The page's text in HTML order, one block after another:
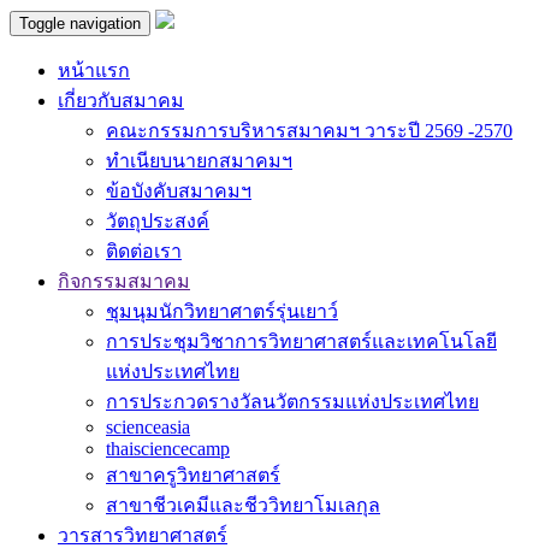
Toggle navigation
หน้าแรก
เกี่ยวกับสมาคม
คณะกรรมการบริหารสมาคมฯ วาระปี 2569 -2570
ทำเนียบนายกสมาคมฯ
ข้อบังคับสมาคมฯ
วัตถุประสงค์
ติดต่อเรา
กิจกรรมสมาคม
ชุมนุมนักวิทยาศาตร์รุ่นเยาว์
การประชุมวิชาการวิทยาศาสตร์และเทคโนโลยี
แห่งประเทศไทย
การประกวดรางวัลนวัตกรรมแห่งประเทศไทย
scienceasia
thaisciencecamp
สาขาครูวิทยาศาสตร์
สาขาชีวเคมีและชีววิทยาโมเลกุล
วารสารวิทยาศาสตร์